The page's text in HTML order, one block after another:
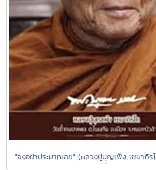
"จงอย่าประมาทเลย" (หลวงปู่บุญเพ็ง เขมาภิร